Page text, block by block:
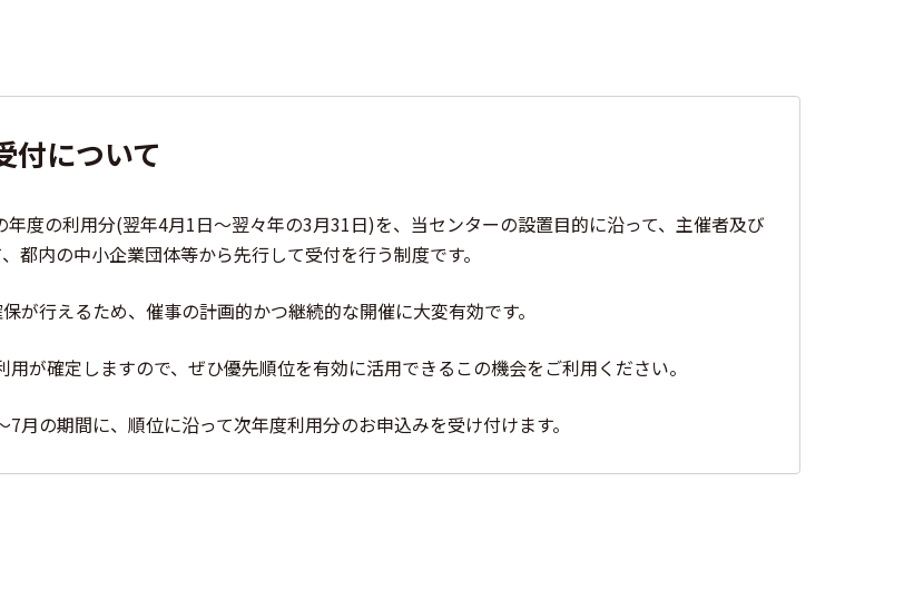
付について
年度の利用分(翌年4月1日～から
翌々年の3月31日)を、当センターの設置目的に沿って、主催者及び
内の中小企業団体等から先行して受付を行う制度です。
が行えるため、催事の計画的かつ継続的な開催に大変有効です。
が確定しますので、ぜひ優先順位を有効に活用できるこの機会をご利用ください。
から
7月の期間に、順位に沿って次年度利用分のお申込みを受け付けます。